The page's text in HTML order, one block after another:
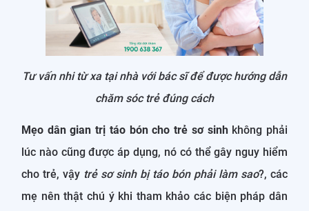
Tư vấn nhi từ xa tại nhà với bác sĩ để được hướng dẫn
chăm sóc trẻ đúng cách
Mẹo dân gian trị táo bón cho trẻ sơ sinh không phải
lúc nào cũng được áp dụng, nó có thể gây nguy hiểm
cho trẻ, vậy trẻ sơ sinh bị táo bón phải làm sao?, các
mẹ nên thật chú ý khi tham khảo các biện pháp dân